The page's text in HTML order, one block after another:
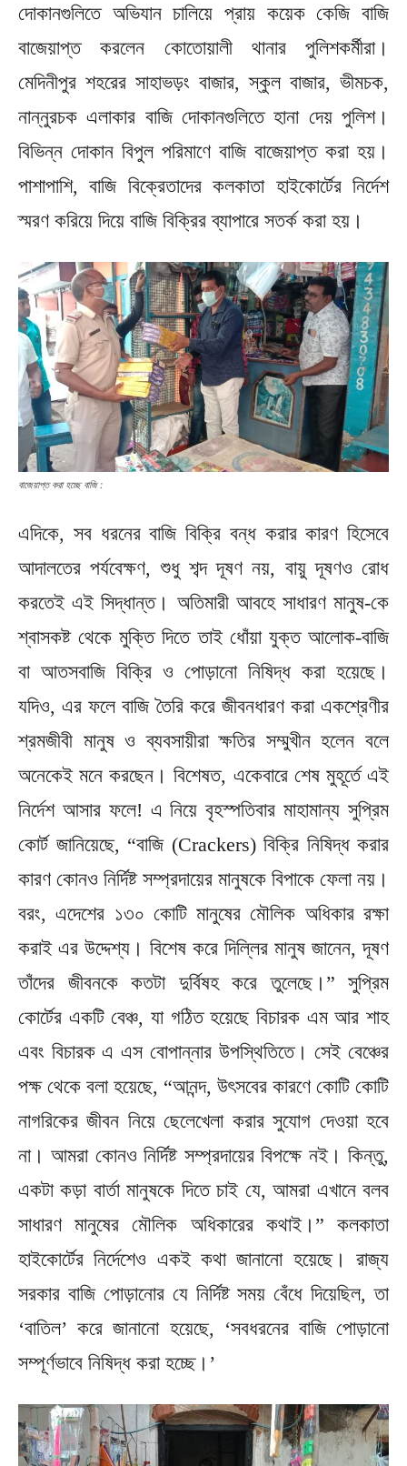
দোকানগুলিতে অভিযান চালিয়ে প্রায় কয়েক কেজি বাজি
বাজেয়াপ্ত করলেন কোতোয়ালী থানার পুলিশকর্মীরা।
মেদিনীপুর শহরের সাহাভড়ং বাজার, স্কুল বাজার, ভীমচক,
নান্নুরচক এলাকার বাজি দোকানগুলিতে হানা দেয় পুলিশ।
বিভিন্ন দোকান বিপুল পরিমাণে বাজি বাজেয়াপ্ত করা হয়।
পাশাপাশি, বাজি বিক্রেতাদের কলকাতা হাইকোর্টের নির্দেশ
স্মরণ করিয়ে দিয়ে বাজি বিক্রির ব্যাপারে সতর্ক করা হয়।
বাজেয়াপ্ত করা হচ্ছে বাজি :
এদিকে, সব ধরনের বাজি বিক্রি বন্ধ করার কারণ হিসেবে
আদালতের পর্যবেক্ষণ, শুধু শব্দ দূষণ নয়, বায়ু দূষণও রোধ
করতেই এই সিদ্ধান্ত। অতিমারী আবহে সাধারণ মানুষ-কে
শ্বাসকষ্ট থেকে মুক্তি দিতে তাই ধোঁয়া যুক্ত আলোক-বাজি
বা আতসবাজি বিক্রি ও পোড়ানো নিষিদ্ধ করা হয়েছে।
যদিও, এর ফলে বাজি তৈরি করে জীবনধারণ করা একশ্রেণীর
শ্রমজীবী মানুষ ও ব্যবসায়ীরা ক্ষতির সম্মুখীন হলেন বলে
অনেকেই মনে করছেন। বিশেষত, একেবারে শেষ মুহূর্তে এই
নির্দেশ আসার ফলে! এ নিয়ে বৃহস্পতিবার মাহামান্য সুপ্রিম
কোর্ট জানিয়েছে, “বাজি (Crackers) বিক্রি নিষিদ্ধ করার
কারণ কোনও নির্দিষ্ট সম্প্রদায়ের মানুষকে বিপাকে ফেলা নয়।
বরং, এদেশের ১৩০ কোটি মানুষের মৌলিক অধিকার রক্ষা
করাই এর উদ্দেশ্য। বিশেষ করে দিল্লির মানুষ জানেন, দূষণ
তাঁদের জীবনকে কতটা দুর্বিষহ করে তুলেছে।” সুপ্রিম
কোর্টের একটি বেঞ্চ, যা গঠিত হয়েছে বিচারক এম আর শাহ
এবং বিচারক এ এস বোপান্নার উপস্থিতিতে। সেই বেঞ্চের
পক্ষ থেকে বলা হয়েছে, “আনন্দ, উৎসবের কারণে কোটি কোটি
নাগরিকের জীবন নিয়ে ছেলেখেলা করার সুযোগ দেওয়া হবে
না। আমরা কোনও নির্দিষ্ট সম্প্রদায়ের বিপক্ষে নই। কিন্তু,
একটা কড়া বার্তা মানুষকে দিতে চাই যে, আমরা এখানে বলব
সাধারণ মানুষের মৌলিক অধিকারের কথাই।” কলকাতা
হাইকোর্টের নির্দেশেও একই কথা জানানো হয়েছে। রাজ্য
সরকার বাজি পোড়ানোর যে নির্দিষ্ট সময় বেঁধে দিয়েছিল, তা
‘বাতিল’ করে জানানো হয়েছে, ‘সবধরনের বাজি পোড়ানো
সম্পূর্ণভাবে নিষিদ্ধ করা হচ্ছে।’